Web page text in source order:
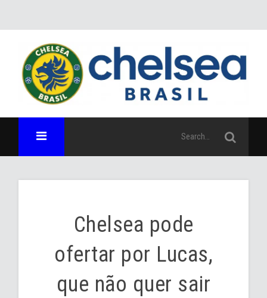
Chelsea pode
ofertar por Lucas,
que não quer sair